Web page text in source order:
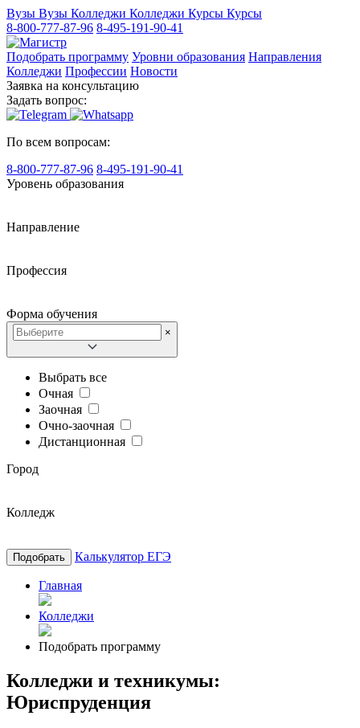
Вузы Вузы Колледжи Колледжи Курсы Курсы
8-800-777-87-96 8-495-191-90-41
Подобрать программу Уровни образования Направления
Колледжи Профессии Новости
Заявка на консультацию
Задать вопрос:
По всем вопросам:
8-800-777-87-96 8-495-191-90-41
Уровень образования
Направление
Профессия
Форма обучения
×
Выбрать все
Очная
Заочная
Очно-заочная
Дистанционная
Город
Колледж
Подобрать Калькулятор ЕГЭ
Главная
Колледжи
Подобрать программу
Колледжи и техникумы:
Юриспруденция